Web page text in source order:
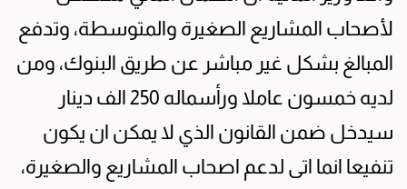
لأصحاب المشاريع الصغيرة والمتوسطة، وتدفع
المبالغ بشكل غير مباشر عن طريق البنوك، ومن
لديه خمسون عاملا ورأسماله 250 الف دينار
سيدخل ضمن القانون الذي لا يمكن ان يكون
تنفيعا انما اتى لدعم اصحاب المشاريع والصغيرة،